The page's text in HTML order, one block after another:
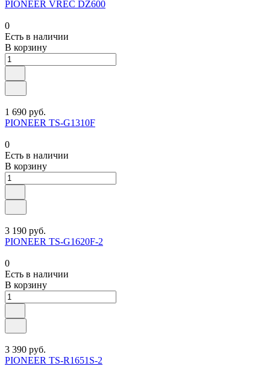
PIONEER VREC DZ600
0
Есть в наличии
В корзину
1 690 руб.
PIONEER TS-G1310F
0
Есть в наличии
В корзину
3 190 руб.
PIONEER TS-G1620F-2
0
Есть в наличии
В корзину
3 390 руб.
PIONEER TS-R1651S-2